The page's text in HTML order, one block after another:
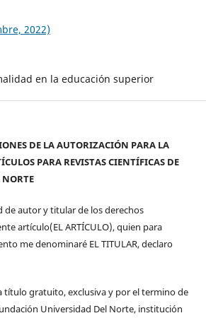
2022)
en la educación superior
DE LA AUTORIZACIÓN PARA LA
PARA REVISTAS CIENTÍFICAS DE
de autor y titular de los derechos
artículo(EL ARTÍCULO), quien para
me denominaré EL TITULAR, declaro
título gratuito, exclusiva y por el termino de
Universidad Del Norte, institución